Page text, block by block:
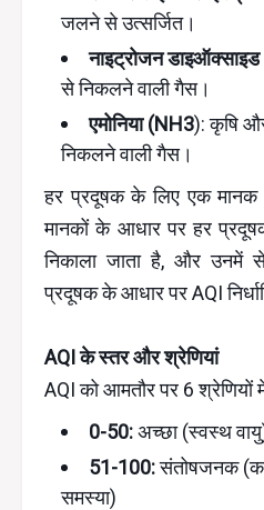
जलने से उत्सर्जित।
नाइट्रोजन
से निकलने वाली गैस।
एमोनिया (NH3): कृषि
निकलने वाली गैस।
हर प्रदूषक के लिए एक मानक
मानकों के आधार पर हर
निकाला जाता है, और उनमें
प्रदूषक के आधार पर AQI
AQI के स्तर और श्रेणियां
AQI को आमतौर पर 6 श्रेणियों
0-50:अच्छा (स्वस्थ
51-100:संतोषजनक
समस्या)